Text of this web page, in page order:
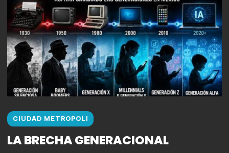
CIUDAD METROPOLI
LA BRECHA GENERACIONAL